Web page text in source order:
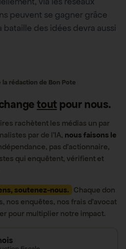
peuvent se gagner grâce
bataille des idées devra aussi
la rédaction de Bon Pote
tout pour nous.
rachètent les médias un par
par de l’IA, nous faisons le
pas d’actionnaire,
qui enquêtent, vérifient et
soutenez-nous. Chaque don
nos enquêtes, nos frais d’avocat
pour multiplier notre impact.